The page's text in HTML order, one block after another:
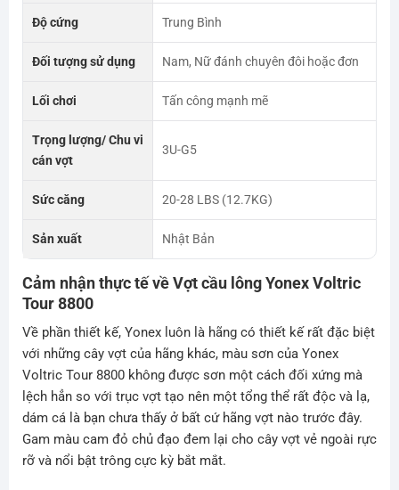
Độ cứng Trung Bình
Đối tượng sử dụng Nam, Nữ đánh chuyên đôi hoặc đơn
Lối chơi Tấn công mạnh mẽ
Trọng lượng/ Chu vi
cán vợt
3U-G5
Sức căng 20-28 LBS (12.7KG)
Sản xuất Nhật Bản
Cảm nhận thực tế về Vợt cầu lông Yonex Voltric
Tour 8800
Về phần thiết kế, Yonex luôn là hãng có thiết kế rất đặc biệt
với những cây vợt của hãng khác, màu sơn của Yonex
Voltric Tour 8800 không được sơn một cách đối xứng mà
lệch hẳn so với trục vợt tạo nên một tổng thể rất độc và lạ,
dám cá là bạn chưa thấy ở bất cứ hãng vợt nào trước đây.
Gam màu cam đỏ chủ đạo đem lại cho cây vợt vẻ ngoài rực
rỡ và nổi bật trông cực kỳ bắt mắt.